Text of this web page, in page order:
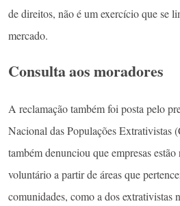
de direitos, não é um exercício que se
mercado.
Consulta aos moradores
A reclamação também foi posta pelo
Nacional das Populações Extrativistas
também denunciou que empresas
voluntário a partir de áreas que
comunidades, como a dos extrativistas